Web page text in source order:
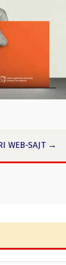
WEB-SAJT →